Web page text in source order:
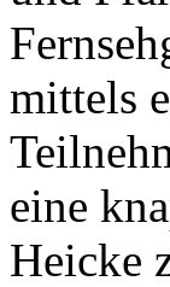
mittels
eine
Heicke